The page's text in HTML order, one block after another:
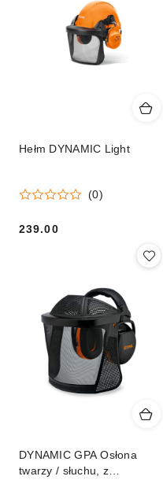
Hełm DYNAMIC Light
(0)
239.00
DYNAMIC GPA Osłona
twarzy / słuchu, z